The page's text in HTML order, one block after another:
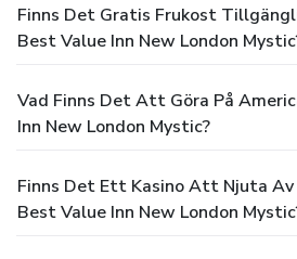
Finns Det Gratis Frukost
Best Value Inn New London
Vad Finns Det Att Göra På
Inn New London Mystic?
Finns Det Ett Kasino Att Njuta Av
Best Value Inn New London